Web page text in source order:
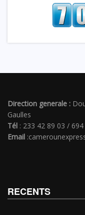
Direction generale :
Gaulles
Tél : 233 42 89 03 /
Email
RECENTS